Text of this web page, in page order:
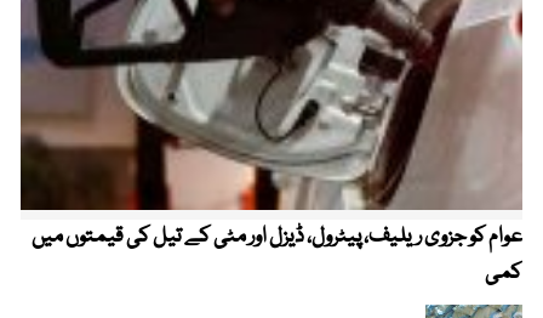
عوام کو جزوی ریلیف، پیٹرول، ڈیزل اور مٹی کے تیل کی قیمتوں میں
کمی